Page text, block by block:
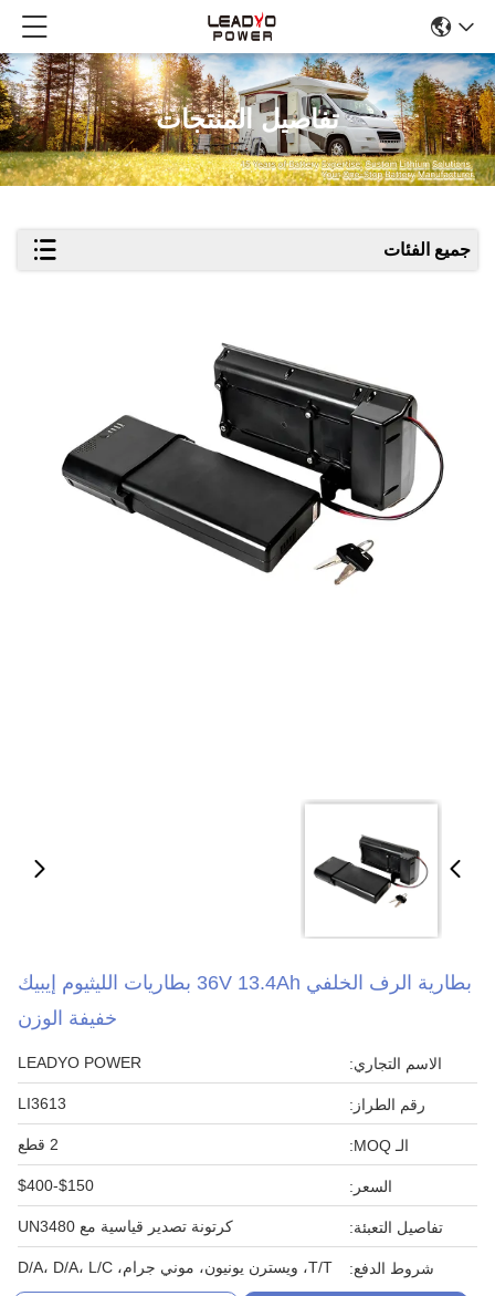
تفاصيل المنتجات
جميع الفئات
بطارية الرف الخلفي 36V 13.4Ah بطاريات الليثيوم إيبيك
خفيفة الوزن
الاسم التجاري: LEADYO POWER
رقم الطراز: LI3613
الـ MOQ: 2 قطع
السعر: $150-$400
تفاصيل التعبئة: كرتونة تصدير قياسية مع UN3480
شروط الدفع: T/T، ويسترن يونيون، موني جرام، D/A، D/A، L/C